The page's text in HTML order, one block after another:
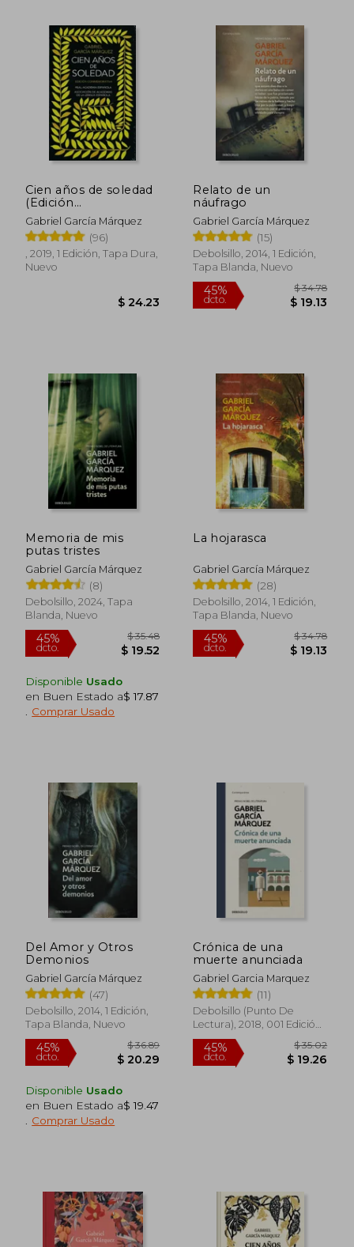
45%
dcto. $ 18.36
45%
dcto.
Cien años de soledad
(Edición
conmemorativa de la
RAE y la ASALE)
Gabriel García Márquez
(96)
, 2019, 1 Edición, Tapa Dura,
Nuevo
$ 24.23
Relato de un
náufrago
Gabriel García Márquez
(15)
Debolsillo, 2014, 1 Edición,
Tapa Blanda, Nuevo
45%
dcto.
$
$
Memoria de mis
putas tristes
Gabriel García Márquez
(8)
Debolsillo, 2024, Tapa
Blanda, Nuevo
45%
Disponible Usado
en Buen Estado a$ 17.87
Comprar Usado
La hojarasca
Gabriel García Márquez
(28)
Debolsillo, 2014, 1 Edición,
Tapa Blanda, Nuevo
45%
dcto.
Del Amor y Otros
Demonios
Gabriel García Márquez
(47)
Debolsillo, 2014, 1 Edición,
Tapa Blanda, Nuevo
Disponible Usado
en Buen Estado a$ 19.47
Comprar Usado
Crónica de una
muerte anunciada
Gabriel Garcia Marquez
(11)
Debolsillo (Punto De
Lectura), 2018, 001 Edición,
Tapa Dura, Nuevo